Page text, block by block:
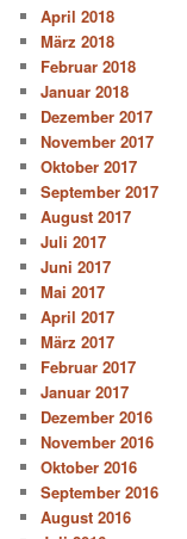
April 2018
März 2018
Februar 2018
Januar 2018
Dezember 2017
November 2017
Oktober 2017
September 2017
August 2017
Juli 2017
Juni 2017
Mai 2017
April 2017
März 2017
Februar 2017
Januar 2017
Dezember 2016
November 2016
Oktober 2016
September 2016
August 2016